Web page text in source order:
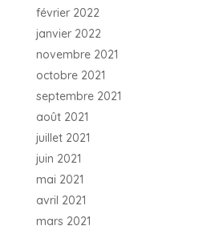
février 2022
janvier 2022
novembre 2021
octobre 2021
septembre 2021
août 2021
juillet 2021
juin 2021
mai 2021
avril 2021
mars 2021